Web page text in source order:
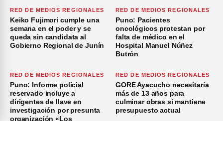
RED DE MEDIOS REGIONALES
Keiko Fujimori cumple una
semana en el poder y se
queda sin candidata al
Gobierno Regional de Junín
RED DE MEDIOS REGIONALES
Puno: Pacientes
oncológicos protestan por
falta de médico en el
Hospital Manuel Núñez
Butrón
RED DE MEDIOS REGIONALES
Puno: Informe policial
reservado incluye a
dirigentes de Ilave en
investigación por presunta
organización «Los
RED DE MEDIOS REGIONALES
GORE Ayacucho necesitaría
más de 13 años para
culminar obras si mantiene
presupuesto actual